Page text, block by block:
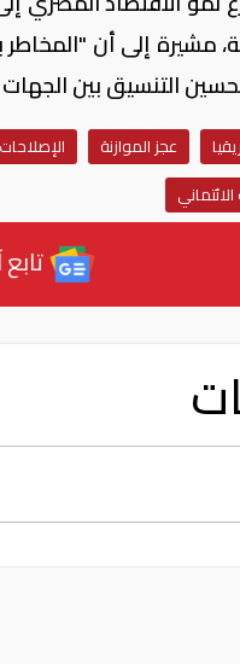
مشيرة إلى أن
عجز الموازنة الإصلاحات